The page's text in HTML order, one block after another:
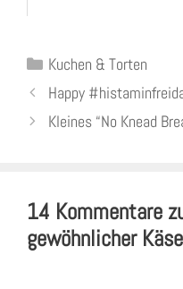
Kategorien
Kuchen & Torten
Happy
Kleines “No Knead
14 Kommentare
gewöhnlicher